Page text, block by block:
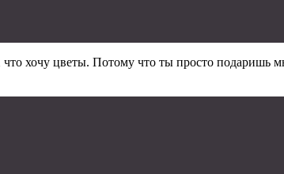
хочу цветы. Потому что ты просто подаришь